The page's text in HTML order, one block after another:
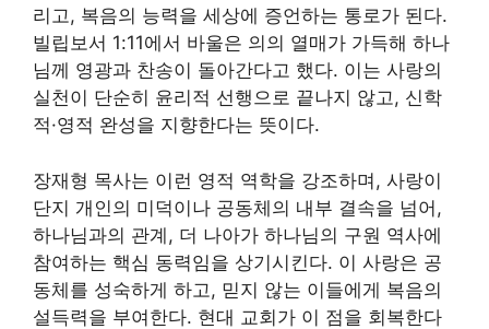
리고, 복음의 능력을 세상에 증언하는 통로가 된다.
빌립보서 1:11에서 바울은 의의 열매가 가득해 하나
님께 영광과 찬송이 돌아간다고 했다. 이는 사랑의
실천이 단순히 윤리적 선행으로 끝나지 않고, 신학
적·영적 완성을 지향한다는 뜻이다.
장재형 목사는 이런 영적 역학을 강조하며, 사랑이
단지 개인의 미덕이나 공동체의 내부 결속을 넘어,
하나님과의 관계, 더 나아가 하나님의 구원 역사에
참여하는 핵심 동력임을 상기시킨다. 이 사랑은 공
동체를 성숙하게 하고, 믿지 않는 이들에게 복음의
설득력을 부여한다. 현대 교회가 이 점을 회복한다